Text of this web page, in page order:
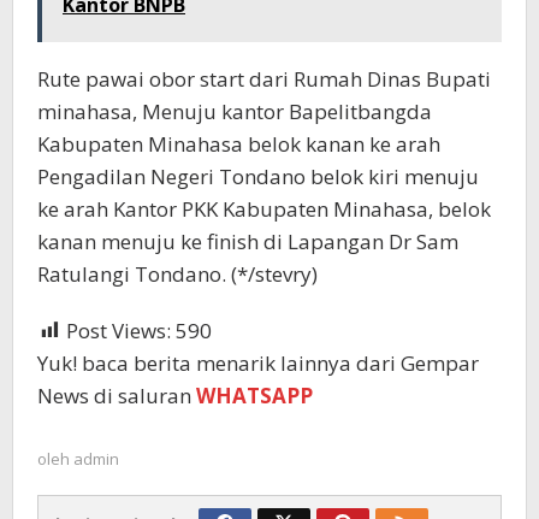
Rute pawai obor start dari Rumah Dinas Bupati
minahasa, Menuju kantor Bapelitbangda
Kabupaten Minahasa belok kanan ke arah
Pengadilan Negeri Tondano belok kiri menuju
ke arah Kantor PKK Kabupaten Minahasa, belok
kanan menuju ke finish di Lapangan Dr Sam
Ratulangi Tondano. (*/stevry)
Post Views: 590
Yuk! baca berita menarik lainnya dari Gempar
News di saluran WHATSAPP
oleh admin